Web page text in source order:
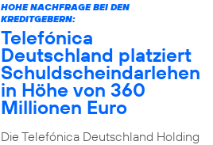
HOHE NACHFRAGE BEI DEN
KREDITGEBERN:
Telefónica
Deutschland platziert
Schuldscheindarlehen
in Höhe von 360
Millionen Euro
Die Telefónica Deutschland Holding